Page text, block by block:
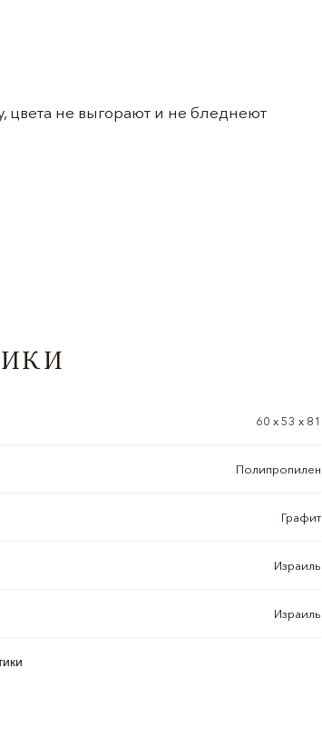
цвета не выгорают и не бледнеют
60 x 53 x 81
Полипропилен
Графит
Израиль
Израиль